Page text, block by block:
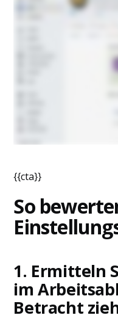
{{cta}}
So
1. Ermitteln
im
Betracht